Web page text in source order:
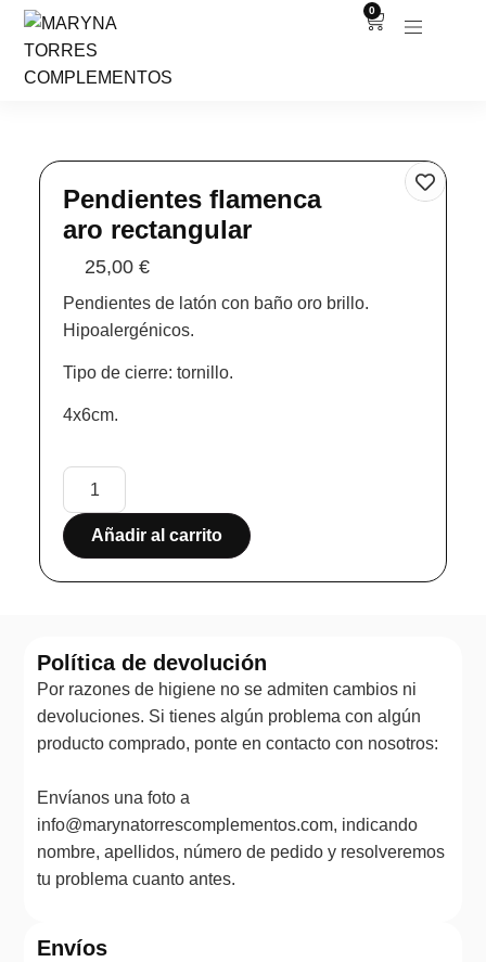
0
Pendientes flamenca
aro rectangular
25,00€
Pendientes de latón con baño oro brillo.
Hipoalergénicos.
Tipo de cierre: tornillo.
4x6cm.
Añadir al carrito
Política de devolución
Por razones de higiene no se admiten cambios ni
devoluciones. Si tienes algún problema con algún
producto comprado, ponte en contacto con nosotros:
Envíanos una foto a
info@marynatorrescomplementos.com, indicando
nombre, apellidos, número de pedido y resolveremos
tu problema cuanto antes.
Envíos